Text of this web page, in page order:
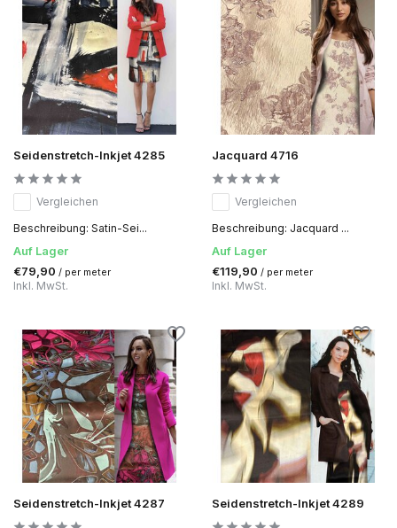
Seidenstretch-Inkjet 4285
Vergleichen
Beschreibung: Satin-Sei...
Auf Lager
€79,90 / per meter
Inkl. MwSt.
Jacquard 4716
Vergleichen
Beschreibung: Jacquard ...
Auf Lager
€119,90 / per meter
Inkl. MwSt.
Seidenstretch-Inkjet 4287 Seidenstretch-Inkjet 4289